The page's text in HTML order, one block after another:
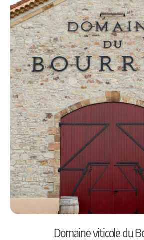
Domaine viticole du